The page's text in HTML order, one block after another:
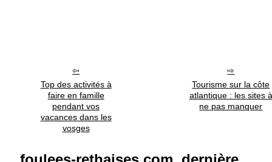
Top des activités à
faire en famille
pendant vos
vacances dans les
vosges
Tourisme sur la côte
atlantique : les sites à
ne pas manquer